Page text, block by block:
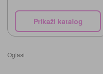
Prikaži katalog
Oglasi